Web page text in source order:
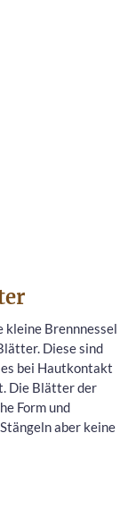
kleine Brennnessel
Diese sind
bei Hautkontakt
Die Blätter der
Form und
aber keine